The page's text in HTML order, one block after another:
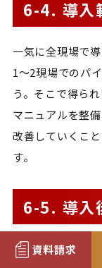
資料請求
6-4. 導入
一気に全現場で
1～2現場でのパ
う。そこで得ら
マニュアルを整
改善していくこ
す。
6-5. 導入
システムを導入